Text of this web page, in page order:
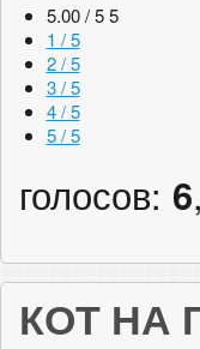
5.00 / 5 5
1 / 5
2 / 5
3 / 5
4 / 5
5 / 5
голосов: 6
КОТ НА